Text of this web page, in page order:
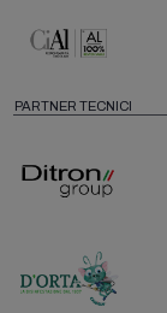
PARTNER TECNICI